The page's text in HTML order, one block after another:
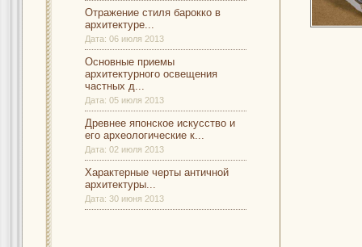
Отражение стиля барокко в
архитектуре...
Дата: 06 июля 2013
Основные приемы
архитектурного освещения
частных д...
Дата: 05 июля 2013
Древнее японское искусство и
его археологические к...
Дата: 02 июля 2013
Характерные черты античной
архитектуры...
Дата: 30 июня 2013